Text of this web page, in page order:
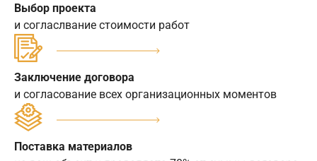
Выбор проекта
и согласлвание стоимости работ
Заключение договора
и согласование всех организационных моментов
Поставка материалов